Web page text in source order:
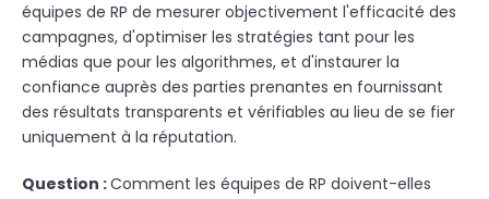
équipes de RP de mesurer objectivement l'efficacité des
campagnes, d'optimiser les stratégies tant pour les
médias que pour les algorithmes, et d'instaurer la
confiance auprès des parties prenantes en fournissant
des résultats transparents et vérifiables au lieu de se fier
uniquement à la réputation.
Question :Comment les équipes de RP doivent-elles